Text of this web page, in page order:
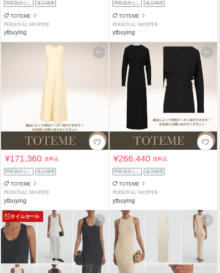
関税負担なし 返品補償
TOTEME
PERSONAL SHOPPER
ytbuying
関税負担なし 返品補償
TOTEME
PERSONAL SHOPPER
ytbuying
¥171,360送料込
関税負担なし 返品補償
TOTEME
PERSONAL SHOPPER
ytbuying
¥266,440送料込
関税負担なし 返品補償
TOTEME
PERSONAL SHOPPER
ytbuying
タイムセール